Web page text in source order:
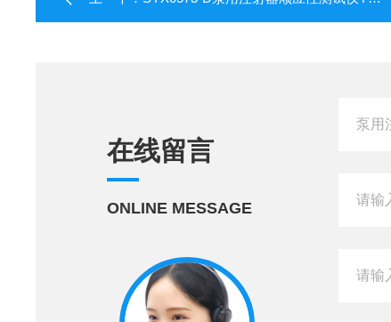
在线留言
ONLINE MESSAGE